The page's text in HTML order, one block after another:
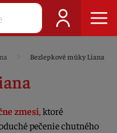
Bezlepkové múky Liana
zmesi, ktoré
pečenie chutného